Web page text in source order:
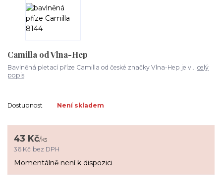
Camilla od Vlna-Hep
Bavlněná pletací příze Camilla od české značky Vlna-Hep je v... celý
popis
Dostupnost Není skladem
43 Kč/ks
36 Kč bez DPH
Momentálně není k dispozici